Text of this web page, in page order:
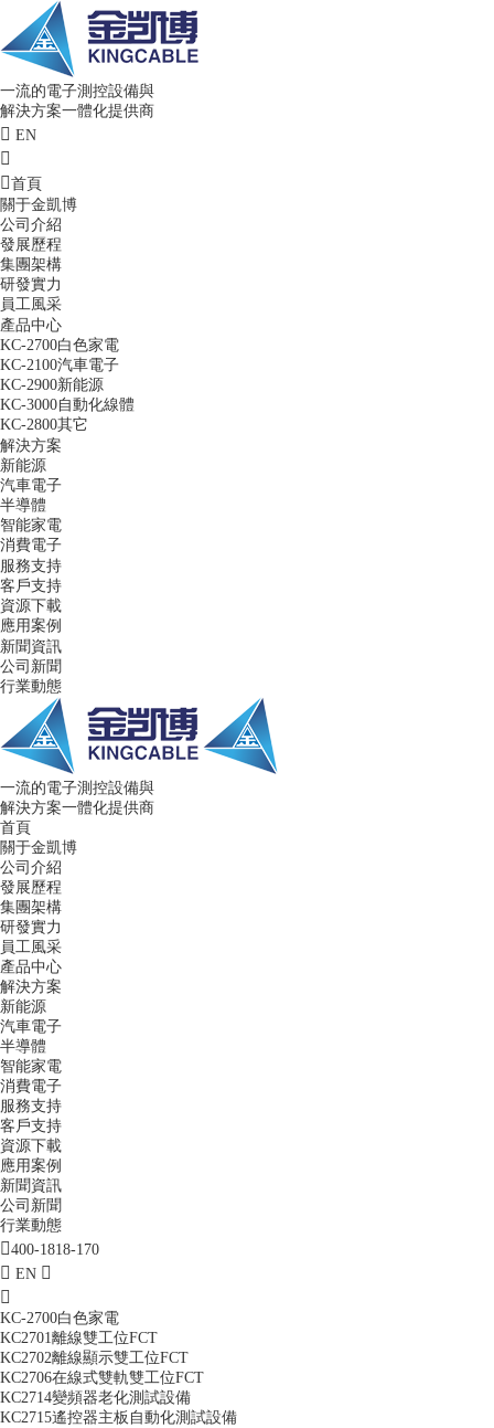
一流的電子測控設備與
解決方案一體化提供商
EN
首頁
關于金凱博
公司介紹
發展歷程
集團架構
研發實力
員工風采
產品中心
KC-2700白色家電
KC-2100汽車電子
KC-2900新能源
KC-3000自動化線體
KC-2800其它
解決方案
新能源
汽車電子
半導體
智能家電
消費電子
服務支持
客戶支持
資源下載
應用案例
新聞資訊
公司新聞
行業動態
一流的電子測控設備與
解決方案一體化提供商
首頁
關于金凱博
公司介紹
發展歷程
集團架構
研發實力
員工風采
產品中心
解決方案
新能源
汽車電子
半導體
智能家電
消費電子
服務支持
客戶支持
資源下載
應用案例
新聞資訊
公司新聞
行業動態
400-1818-170
EN
KC-2700白色家電
KC2701離線雙工位FCT
KC2702離線顯示雙工位FCT
KC2706在線式雙軌雙工位FCT
KC2714變頻器老化測試設備
KC2715遙控器主板自動化測試設備